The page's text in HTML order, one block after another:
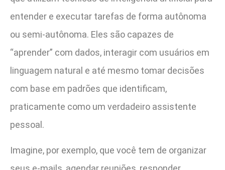
entender e executar tarefas de forma autônoma
ou semi-autônoma. Eles são capazes de
“aprender” com dados, interagir com usuários em
linguagem natural e até mesmo tomar decisões
com base em padrões que identificam,
praticamente como um verdadeiro assistente
pessoal.
Imagine, por exemplo, que você tem de organizar